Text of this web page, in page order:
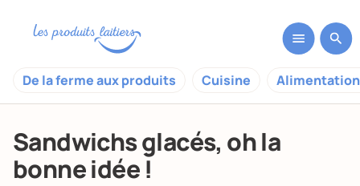
De la ferme aux produits Cuisine
Sandwichs glacés, oh la
bonne idée !